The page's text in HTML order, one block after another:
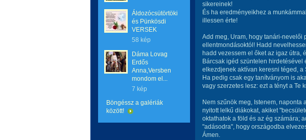
Áldozócsütörtöki
és Pünkösdi
VERSEK
58 kép
Dáma Lovag
Erdős
Anna,Versben
mondom el...
7 kép
Böngéssz a galériák
között!
sikereinek!
És ha eredményeikhez a
illessen érte!
Add meg, Uram, hogy tanári-nevelői
ellentmondásoktól! Hadd
hadd vezessem el őket az igaz
Bárcsak igéd szüntelen
elkezdjenek aktívan keresni téged, a
Ha pedig csak egy tanítványom is
vagy szerzetes lesz: ezt a tényt a
Nem szűnök meg, Istenem,
nyitott lelkű diákokat, akiket
oktathatok a föld és az ég számára;
"adásodra", hogy országodba
Ámen.